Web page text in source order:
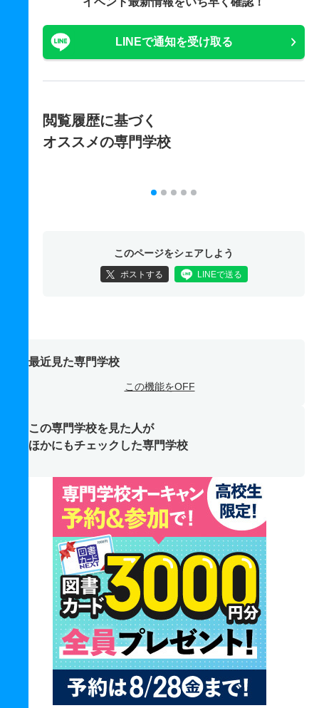
LINEで通知を受け取る
閲覧履歴に基づく
オススメの専門学校
このページをシェアしよう
ポストする LINEで送る
最近見た専門学校
この機能をOFF
この専門学校を見た人が
ほかにもチェックした専門学校